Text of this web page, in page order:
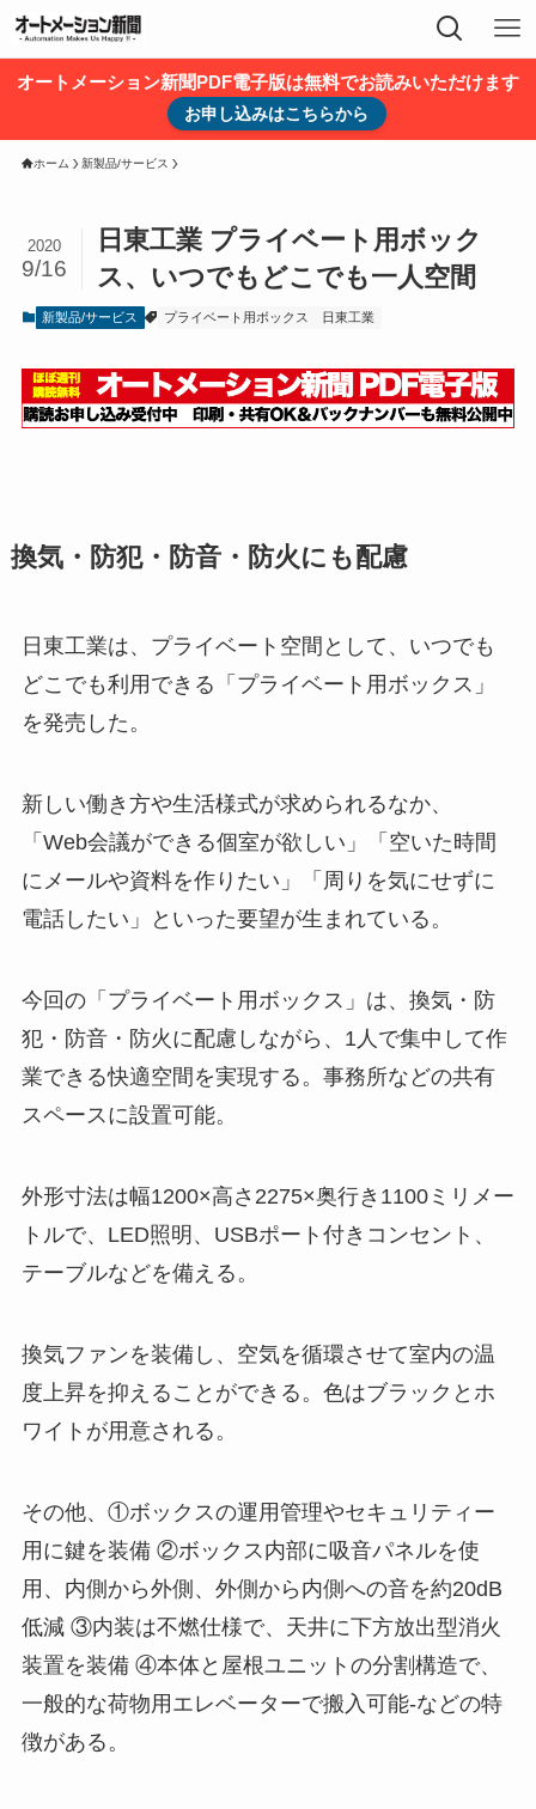
オートメーション新聞PDF電子版は無料でお読みいただけます
お申し込みはこちらから
ホーム 新製品/サービス
日東工業 プライベート用ボック
ス、いつでもどこでも一人空間
2020
9/16
新製品/サービス プライベート用ボックス 日東工業
換気・防犯・防音・防火にも配慮
日東工業は、プライベート空間として、いつでも
どこでも利用できる「プライベート用ボックス」
を発売した。
新しい働き方や生活様式が求められるなか、
「Web会議ができる個室が欲しい」「空いた時間
にメールや資料を作りたい」「周りを気にせずに
電話したい」といった要望が生まれている。
今回の「プライベート用ボックス」は、換気・防
犯・防音・防火に配慮しながら、1人で集中して作
業できる快適空間を実現する。事務所などの共有
スペースに設置可能。
外形寸法は幅1200×高さ2275×奥行き1100ミリメー
トルで、LED照明、USBポート付きコンセント、
テーブルなどを備える。
換気ファンを装備し、空気を循環させて室内の温
度上昇を抑えることができる。色はブラックとホ
ワイトが用意される。
その他、①ボックスの運用管理やセキュリティー
用に鍵を装備 ②ボックス内部に吸音パネルを使
用、内側から外側、外側から内側への音を約20dB
低減 ③内装は不燃仕様で、天井に下方放出型消火
装置を装備 ④本体と屋根ユニットの分割構造で、
一般的な荷物用エレベーターで搬入可能-などの特
徴がある。